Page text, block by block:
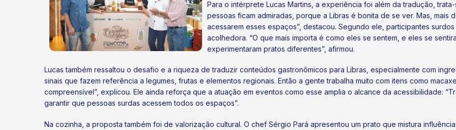
Para o intérprete Lucas Martins, a experiência foi além da tradução,
pessoas ficam admiradas, porque a Libras é bonita de se ver. Mas,
acessarem esses espaços”, destacou. Segundo ele, participantes
acolhedora. “O que mais importa é como eles se sentem, e eles se
experimentaram pratos diferentes”, afirmou.
Lucas também ressaltou o desafio e a riqueza de traduzir conteúdos gastronômicos para Libras, especialmente com
sinais que fazem referência a legumes, frutas e elementos regionais. Então a gente trabalha muito com itens como
compreensível”, explicou. Ele ainda reforça que a atuação em eventos como esse amplia o alcance da acessibilidade:
garantir que pessoas surdas acessem todos os espaços”.
Na cozinha, a proposta também foi de valorização cultural. O chef Sérgio Pará apresentou um prato que mistura